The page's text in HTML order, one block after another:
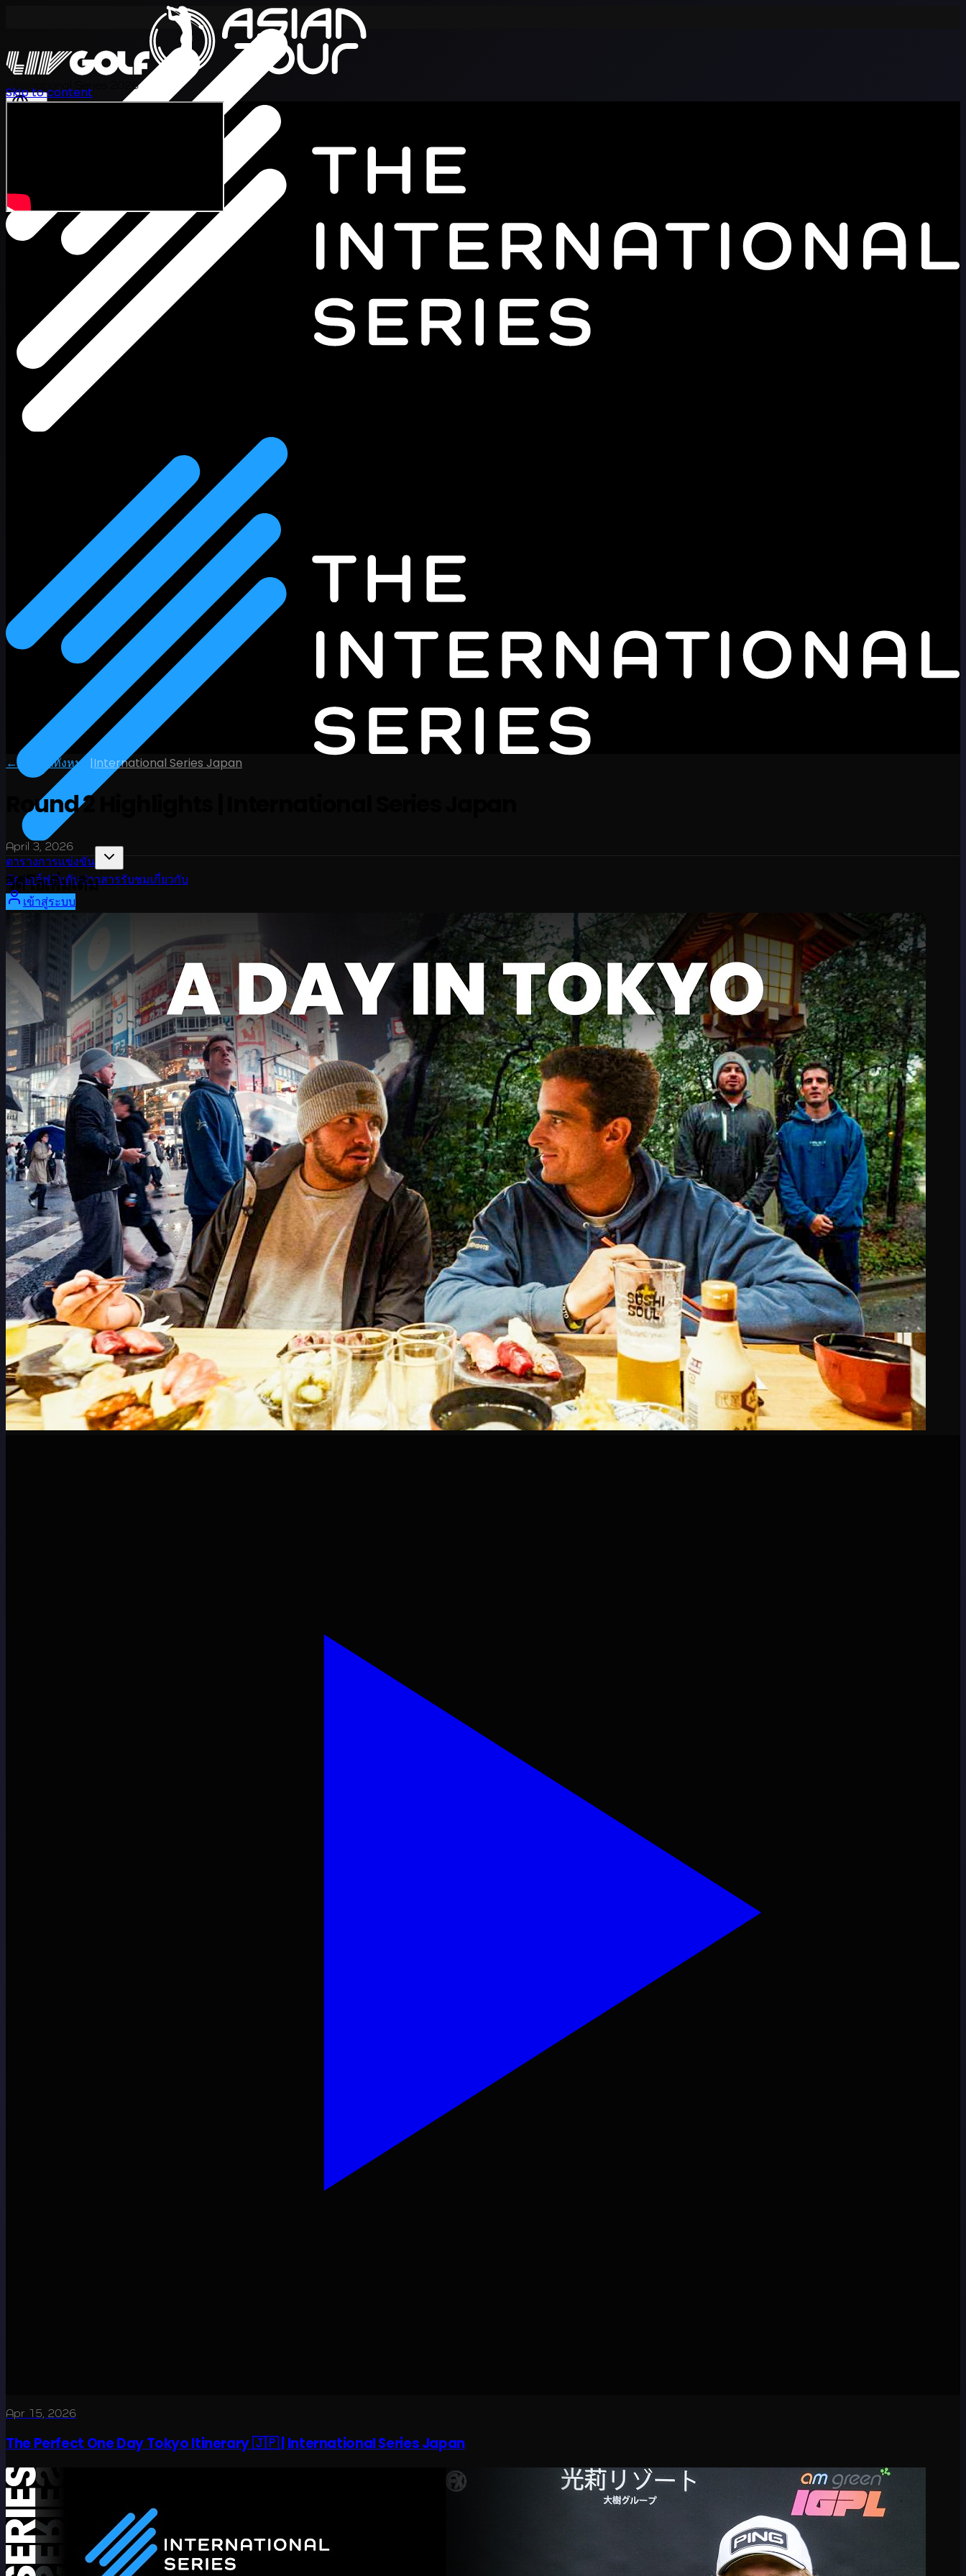
International Series 2026
ตารางการแข่งขัน
นักกอล์ฟอันดับข่าวสารรับชมเกี่ยวกับ
เข้าสู่ระบบ
Skip to content
← ไฮไลต์ทั้งหมด |International Series Japan
Round 2 Highlights | International Series Japan
April 3, 2026
วิดีโอเพิ่มเติม
Apr 15, 2026
The Perfect One Day Tokyo Itinerary 🇯🇵 | International Series Japan